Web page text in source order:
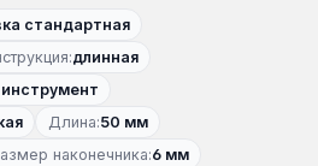
стандартная
длинная
Длина:50 мм
наконечника:6 мм